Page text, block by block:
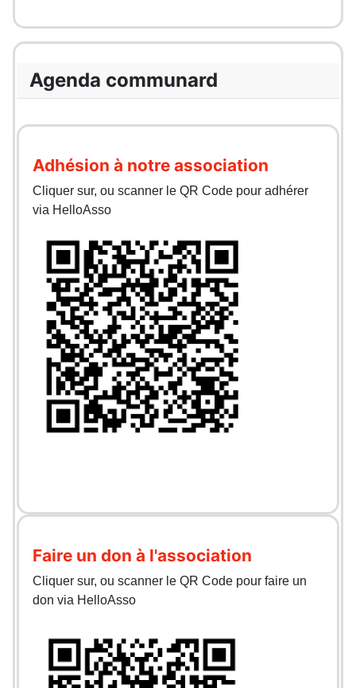
Agenda communard
Adhésion à notre association
Cliquer sur, ou scanner le QR Code pour adhérer
via HelloAsso
Faire un don à l'association
Cliquer sur, ou scanner le QR Code pour faire un
don via HelloAsso